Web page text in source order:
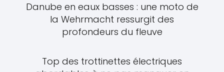
Danube en eaux basses : une moto de
la Wehrmacht ressurgit des
profondeurs du fleuve
Top des trottinettes électriques